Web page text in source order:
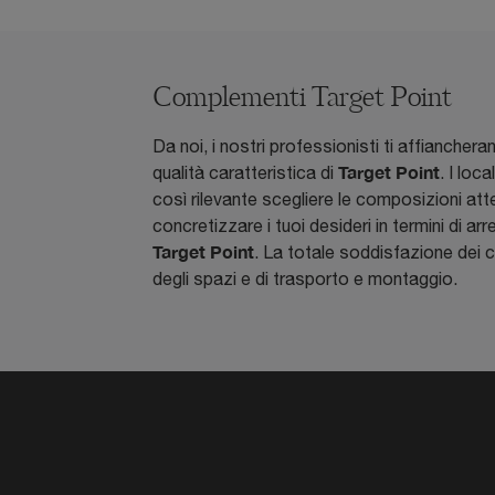
Complementi Target Point
Da noi, i nostri professionisti ti
qualità caratteristica di Target Point. I
così rilevante scegliere le composizioni
concretizzare i tuoi desideri in termini di
Target Point. La totale soddisfazione dei
degli spazi e di trasporto e montaggio.